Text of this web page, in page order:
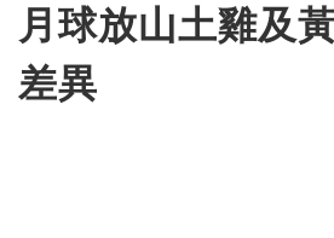
月球放山土雞及
差異